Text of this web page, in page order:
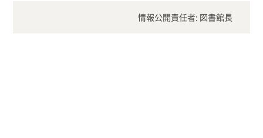
情報公開責任者: 図書館長